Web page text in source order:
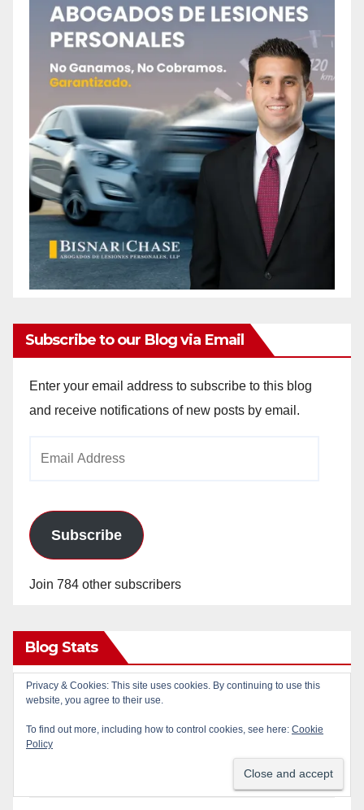
Subscribe to our Blog via Email
Enter your email address to subscribe to this blog
and receive notifications of new posts by email.
Subscribe
Join 784 other subscribers
Blog Stats
24,826,763 hits
Privacy & Cookies: This site uses cookies. By continuing to use this
website, you agree to their use.
To find out more, including how to control cookies, see here: Cookie
Policy